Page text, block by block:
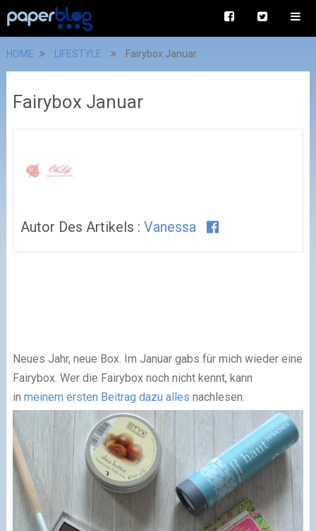
HOME LIFESTYLE Fairybox Januar
Fairybox Januar
Autor Des Artikels : Vanessa
Neues Jahr, neue Box. Im Januar gabs für mich wieder eine
Fairybox. Wer die Fairybox noch nicht kennt, kann
in meinem ersten Beitrag dazu alles nachlesen.